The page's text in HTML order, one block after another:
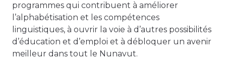
programmes qui contribuent à améliorer
l’alphabétisation et les compétences
linguistiques, à ouvrir la voie à d’autres possibilités
d’éducation et d’emploi et à débloquer un avenir
meilleur dans tout le Nunavut.